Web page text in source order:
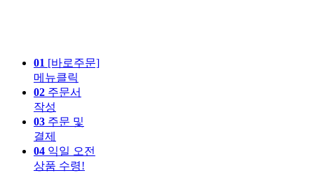
01 [바로주문]
메뉴클릭
02 주문서
작성
03 주문 및
결제
04 익일 오전
상품 수령!